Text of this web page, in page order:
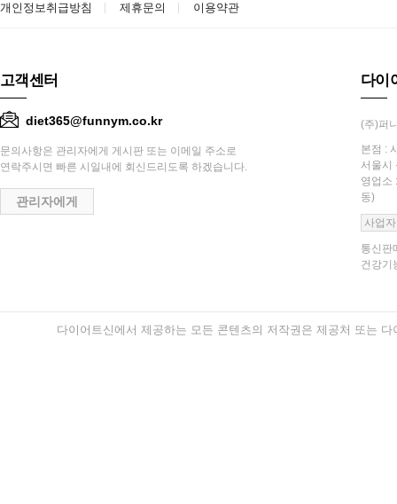
개인정보취급방침 제휴문의 이용약관
고객센터
diet365@funnym.co.kr
문의사항은 관리자에게 게시판 또는 이메일 주소로
연락주시면 빠른 시일내에 회신드리도록 하겠습니다.
관리자에게
다이
(주)퍼
본점 :
서울시
영업소
동)
사업
통신판
건강기
다이어트신에서 제공하는 모든 콘텐츠의 저작권은 제공처 또는